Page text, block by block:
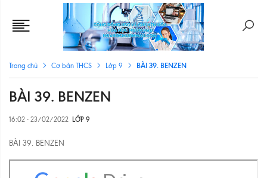
Trang chủ Cơ bản THCS Lớp 9 BÀI 39. BENZEN
BÀI 39. BENZEN
16:02 - 23/02/2022 LỚP 9
BÀI 39. BENZEN